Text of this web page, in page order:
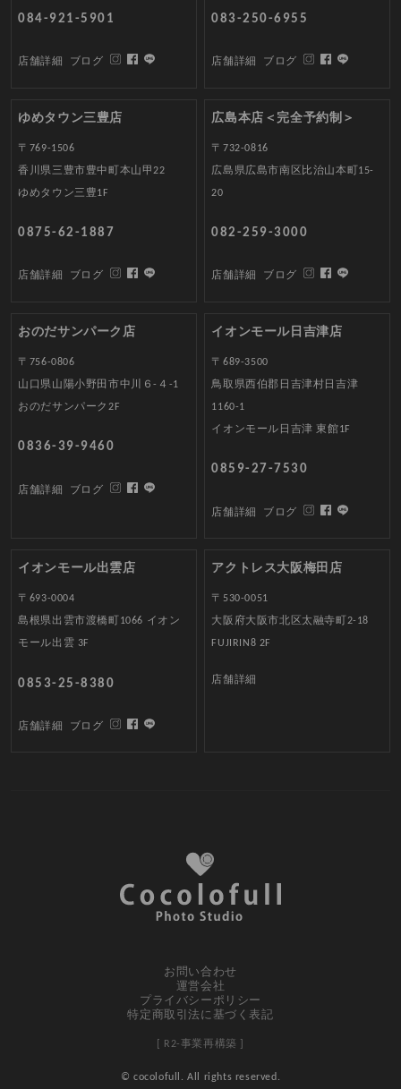
084-921-5901
店舗詳細 ブログ
083-250-6955
店舗詳細 ブログ
ゆめタウン三豊店
〒769-1506
香川県三豊市豊中町本山甲22
ゆめタウン三豊1F
0875-62-1887
店舗詳細 ブログ
広島本店＜完全予約制＞
〒732-0816
広島県広島市南区比治山本町15-
20
082-259-3000
店舗詳細 ブログ
おのだサンパーク店
〒756-0806
山口県山陽小野田市中川６-４-1
おのだサンパーク2F
0836-39-9460
店舗詳細 ブログ
イオンモール日吉津店
〒689-3500
鳥取県西伯郡日吉津村日吉津
1160-1
イオンモール日吉津 東館1F
0859-27-7530
店舗詳細 ブログ
イオンモール出雲店
〒693-0004
島根県出雲市渡橋町1066 イオン
モール出雲 3F
0853-25-8380
店舗詳細 ブログ
アクトレス大阪梅田店
〒530-0051
大阪府大阪市北区太融寺町2-18
FUJIRIN8 2F
店舗詳細
お問い合わせ
運営会社
プライバシーポリシー
特定商取引法に基づく表記
[ R2-事業再構築 ]
© cocolofull. All rights reserved.